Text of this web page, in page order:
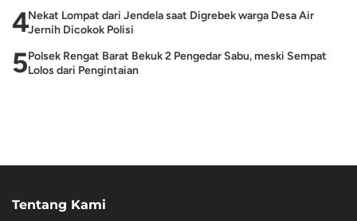
4Nekat Lompat dari Jendela saat Digrebek warga Desa Air
Jernih Dicokok Polisi
5Polsek Rengat Barat Bekuk 2 Pengedar Sabu, meski Sempat
Lolos dari Pengintaian
Tentang Kami